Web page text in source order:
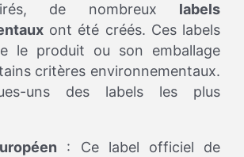
de nombreux labels
ont été créés. Ces labels
le produit ou son emballage
critères environnementaux.
uns des labels les plus
: Ce label officiel de